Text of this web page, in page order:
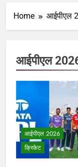
Home आईपीएल
आईपीएल
आईपीएल 2026
क्रिकेट